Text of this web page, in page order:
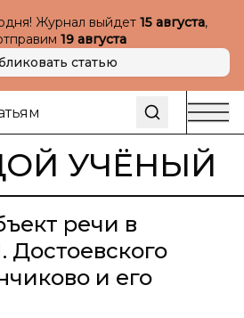
Журнал выйдет 15 августа,
19 августа
статью
УЧЁНЫЙ
речи в
и его